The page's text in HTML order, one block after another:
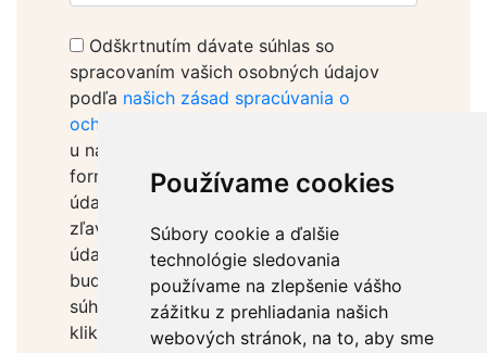
Používame cookies
Súbory cookie a ďalšie
technológie sledovania
používame na zlepšenie vášho
zážitku z prehliadania našich
webových stránok, na to, aby sme
Odškrtnutím dávate súhlas so
spracovaním vašich osobných údajov
podľa našich zásad spracúvania o
ochrane osobných údajov
u nás v bezpečí. Vyplnením tohto
formulára dávate súhlas na spracovanie
údajov za účelom odoslania informácií o
zľavách na tento kurz a pravidelných
údajov z oblasti marketingu. Vaše údaje
budeme uchávať po dobu 5 rokov. Svoj
súhlas môžete kedykoľvek odvolať
kliknutím na linku 'Odhlásiť sa' v každom